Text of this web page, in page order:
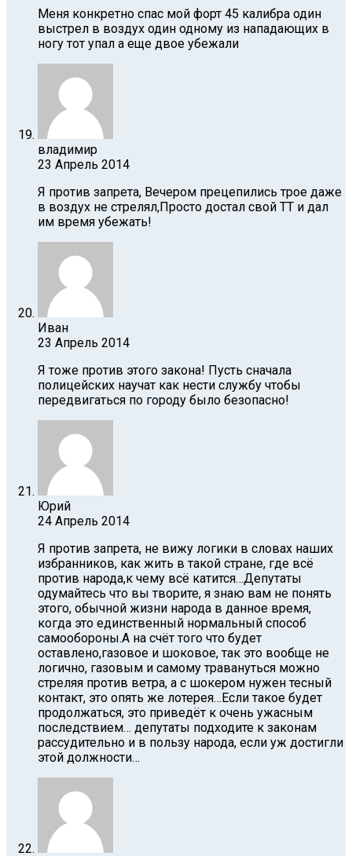
Меня конкретно спас мой форт 45 калибра один
выстрел в воздух один одному из нападающих в
ногу тот упал а еще двое убежали
владимир
23 Апрель 2014
Я против запрета, Вечером прецепились трое даже
в воздух не стрелял,Просто достал свой ТТ и дал
им время убежать!
Иван
23 Апрель 2014
Я тоже против этого закона! Пусть сначала
полицейских научат как нести службу чтобы
передвигаться по городу было безопасно!
Юрий
24 Апрель 2014
Я против запрета, не вижу логики в словах наших
избранников, как жить в такой стране, где всё
против народа,к чему всё катится…Депутаты
одумайтесь что вы творите, я знаю вам не понять
этого, обычной жизни народа в данное время,
когда это единственный нормальный способ
самообороны.А на счёт того что будет
оставлено,газовое и шоковое, так это вообще не
логично, газовым и самому травануться можно
стреляя против ветра, а с шокером нужен тесный
контакт, это опять же лотерея…Если такое будет
продолжаться, это приведёт к очень ужасным
последствием… депутаты подходите к законам
рассудительно и в пользу народа, если уж достигли
этой должности…